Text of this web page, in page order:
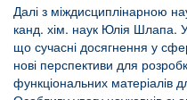
Далі з міждисциплінарною
канд. хім. наук Юлія Шлапа. У
що сучасні досягнення у
нові перспективи для
функціональних матеріалів